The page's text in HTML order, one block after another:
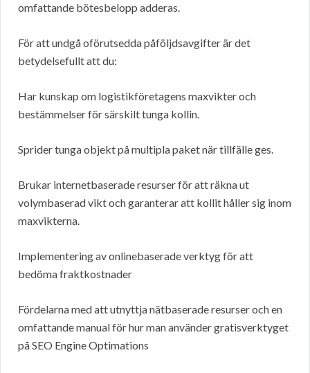
omfattande bötesbelopp adderas.
För att undgå oförutsedda påföljdsavgifter är det
betydelsefullt att du:
Har kunskap om logistikföretagens maxvikter och
bestämmelser för särskilt tunga kollin.
Sprider tunga objekt på multipla paket när tillfälle ges.
Brukar internetbaserade resurser för att räkna ut
volymbaserad vikt och garanterar att kollit håller sig inom
maxvikterna.
Implementering av onlinebaserade verktyg för att
bedöma fraktkostnader
Fördelarna med att utnyttja nätbaserade resurser och en
omfattande manual för hur man använder gratisverktyget
på SEO Engine Optimations